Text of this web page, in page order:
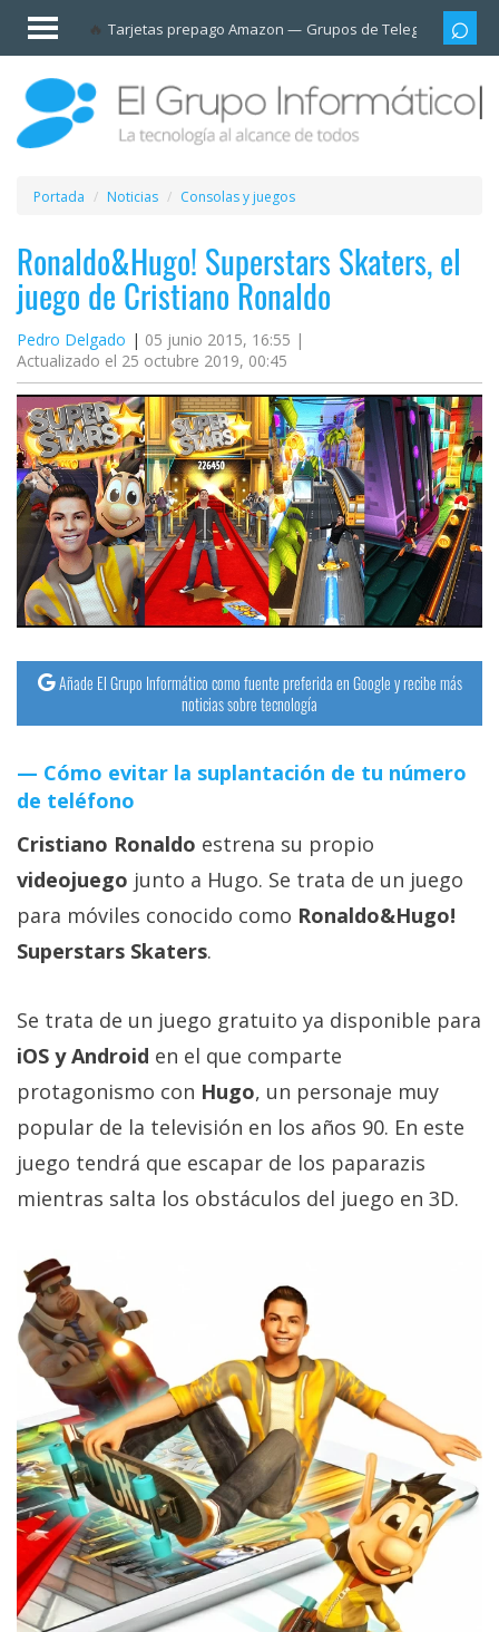
Tarjetas prepago Amazon Grupos de Telegram
Invitado
Iniciar
sesión /
Registrarse
Esenciales
Móviles
Ofertas
Apps
Redes
sociales
Plataformas
streaming
Operadores
Trucos
y
Tutoriales
Ciberseguridad
operativos
Profesional
Más
temas
Sorteos
Foros
/
Sobre
nosotros
/
Publicidad
/
Cambiar
opciones
de
privacidad
/
Aviso
Legal
Portada Noticias Consolas y juegos
Ronaldo&Hugo! Superstars Skaters, el
juego de Cristiano Ronaldo
Pedro Delgado
05 junio 2015, 16:55 |
Actualizado el 25 octubre 2019, 00:45
Añade El Grupo Informático como fuente preferida en Google y recibe más
noticias sobre tecnología
Cómo evitar la suplantación de tu número
de teléfono
Cristiano Ronaldo estrena su propio
videojuego junto a Hugo. Se trata de un juego
para móviles conocido como Ronaldo&Hugo!
Superstars Skaters.
Se trata de un juego gratuito ya disponible para
iOS y Android en el que comparte
protagonismo con Hugo, un personaje muy
popular de la televisión en los años 90. En este
juego tendrá que escapar de los paparazis
mientras salta los obstáculos del juego en 3D.